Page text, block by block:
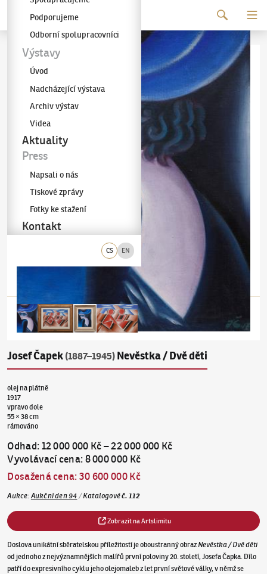
Galerie KODL
CS EN
Podporujeme
Odborní spolupracovníci
Výstavy
Úvod
Nadcházející výstava
Archiv výstav
Videa
Aktuality
Press
Napsali o nás
Tiskové zprávy
Fotky ke stažení
Kontakt
Josef Čapek (1887–1945) Nevěstka / Dvě děti
olej na plátně
1917
vpravo dole
55 × 38 cm
rámováno
Odhad: 12 000 000 Kč–22 000 000 Kč
Vyvolávací cena:8 000 000 Kč
Dosažená cena:30 600 000 Kč
Aukce: Aukční den 94 /Katalogovéč.112
Zobrazit na Artslimitu
Doslova unikátní sběratelskou příležitostí je oboustranný obraz Nevěstka / Dvě děti
od jednoho z nejvýznamnějších malířů první poloviny 20. století, Josefa Čapka. Dílo
patří do expresivního cyklu jeho olejomaleb z let první světové války, v němž se